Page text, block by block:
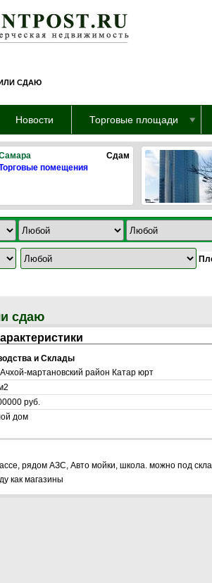
СДАЮ
Новости Торговые площади
Сдам
помещения
сдаю
и Склады
мартановский район Катар юрт
руб.
дом
рядом АЗС, Авто мойки, школа. можно под
как магазины